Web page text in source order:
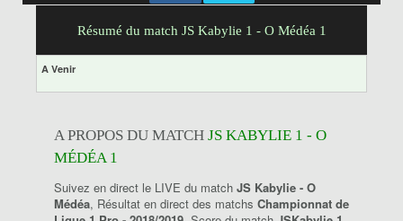
Résumé du match JS Kabylie 1 - O Médéa 1
A Venir
A PROPOS DU MATCH JS KABYLIE 1 - O
MÉDÉA 1
Suivez en direct le LIVE du match JS Kabylie - O
Médéa, Résultat en direct des matchs Championnat de